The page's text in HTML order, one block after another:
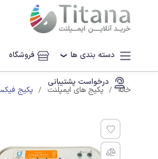
دسته بندی ها ❯ فروشگاه
درخواست پشتیبانی
خانه پکیج های ایمپلنت پکیج